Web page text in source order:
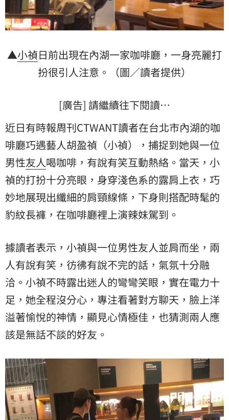
▲小禎日前出現在內湖一家咖啡廳，一身亮麗打
扮很引人注意。（圖／讀者提供）
[廣告] 請繼續往下閱讀…
近日有時報周刊CTWANT讀者在台北市內湖的咖
啡廳巧遇藝人胡盈禎（小禎），捕捉到她與一位
男性友人喝咖啡，有說有笑互動熱絡。當天，小
禎的打扮十分亮眼，身穿淺色系的露肩上衣，巧
妙地展現出纖細的肩頸線條，下身則搭配時髦的
豹紋長褲，在咖啡廳裡上演辣妹駕到。
據讀者表示，小禎與一位男性友人並肩而坐，兩
人有說有笑，彷彿有說不完的話，氣氛十分融
洽。小禎不時露出迷人的彎彎笑眼，實在電力十
足，她全程沒分心，專注看著對方聊天，臉上洋
溢著愉悅的神情，顯見心情極佳，也猜測兩人應
該是無話不談的好友。